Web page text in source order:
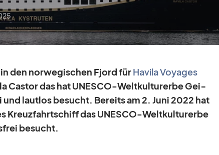
den nor­we­gi­schen Fjord fürHa­vila Voy­a­ges
Cas­tor das hat UNESCO-Welt­kul­tur­erbe Ge­i­
laut­los be­sucht. Be­reits am 2. Juni 2022 hat
Kreuz­fahrt­schiff das UNESCO-Welt­kul­tur­erbe
be­sucht.